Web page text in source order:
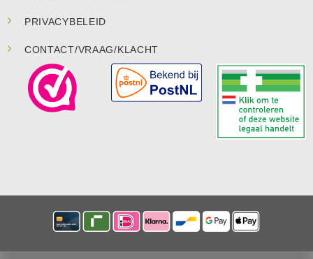
PRIVACYBELEID
CONTACT/VRAAG/KLACHT